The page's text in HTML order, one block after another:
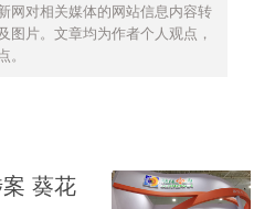
网对相关媒体的网站信息内容转
图片。文章均为作者个人观点，
葵花